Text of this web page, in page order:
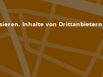
Inhalte von Drittanbietern